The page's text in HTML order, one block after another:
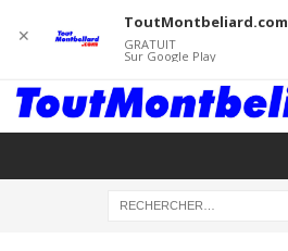
✕
ToutMontbeliard.com
GRATUIT
Sur Google Play